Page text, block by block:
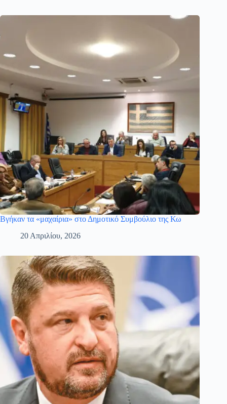
Βγήκαν τα «μαχαίρια» στο Δημοτικό Συμβούλιο της Κω
20 Απριλίου, 2026